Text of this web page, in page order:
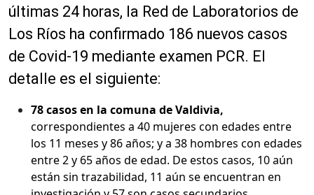
últimas 24 horas, la Red de Laboratorios de
Los Ríos ha confirmado 186 nuevos casos
de Covid-19 mediante examen PCR. El
detalle es el siguiente:
78 casos en la comuna de Valdivia,
correspondientes a 40 mujeres con edades entre
los 11 meses y 86 años; y a 38 hombres con edades
entre 2 y 65 años de edad. De estos casos, 10 aún
están sin trazabilidad, 11 aún se encuentran en